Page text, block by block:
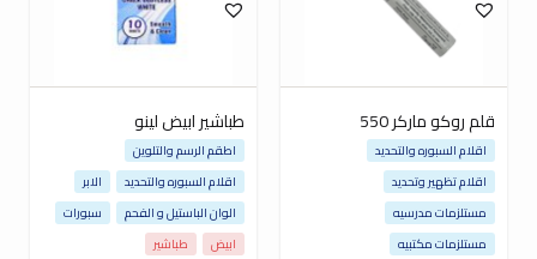
قلم روكو ماركر 550
اقلام السبوره والتحديد
اقلام تظهير وتحديد
مستلزمات مدرسيه
مستلزمات مكتبيه
طباشير ابيض لينو
اطقم الرسم والتلوين
اقلام السبوره والتحديد
الابر
الوان الباستيل و الفحم
سبورات
ابيض
طباشير